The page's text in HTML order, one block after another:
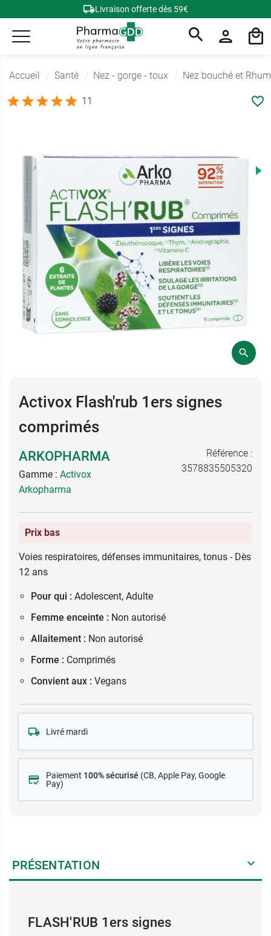
Livraison offerte dès 59€
Accueil Santé Nez - gorge - toux Nez bouché et
11
Activox Flash'rub 1ers signes
comprimés
ARKOPHARMA
Gamme : Activox
Arkopharma
Référence :
3578835505320
Prix bas
Voies respiratoires, défenses immunitaires, tonus - Dès
12 ans
Pour qui : Adolescent, Adulte
Femme enceinte : Non autorisé
Allaitement : Non autorisé
Forme : Comprimés
Convient aux : Vegans
Livré mardi
Paiement 100% sécurisé (CB, Apple Pay, Google
Pay)
PRÉSENTATION
FLASH'RUB 1ers signes